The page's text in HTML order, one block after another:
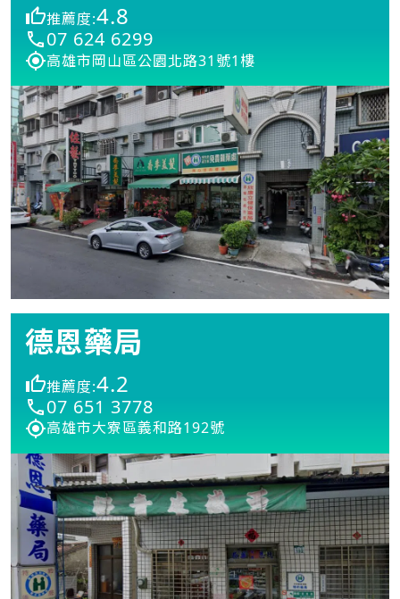
推薦度:4.8
07 624 6299
高雄市岡山區公園北路31號1樓
德恩藥局
推薦度:4.2
07 651 3778
高雄市大寮區義和路192號